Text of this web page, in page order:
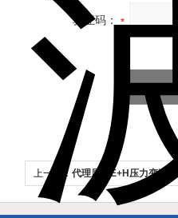
验证码：
上一个： 代理原装E+H压力变送